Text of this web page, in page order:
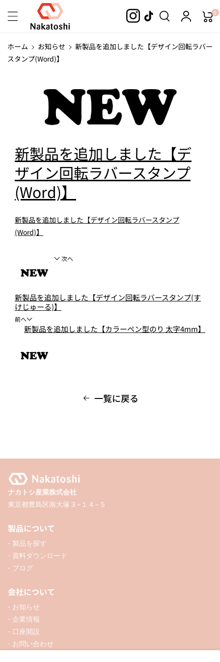
コンテンツ
に進む
0
ホーム お知らせ
新製品を追加しました【デザイン回転ラバー
スタンプ(Word)】
新製品を追加しました【デ
ザイン回転ラバースタンプ
(Word)】
新製品を追加しました【デザイン回転ラバースタンプ
(Word)】
次へ
新製品を追加しました【デザイン回転ラバースタンプ(す
けじゅーる)】
前へ
新製品を追加しました【カラーペン型のり 太字4mm】
一覧に戻る
ナカトシ産業株式会社
東京都豊島区南大塚３−１４−５
製品について
- 製品を探す
- 資料ダウンロード
- ブログ
会社について
- お知らせ
- 企業情報
- 口座開設
- お問い合わせ